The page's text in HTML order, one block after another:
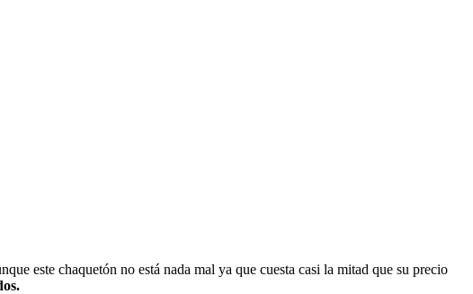
este chaquetón no está nada mal ya que cuesta casi la mitad que su precio